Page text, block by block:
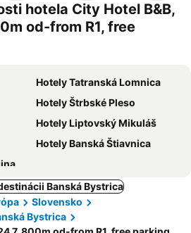
domáce
zvieratá
hotela City Hotel B&B,
od-from R1, free
Hotely Tatranská Lomnica
Hotely Štrbské Pleso
Hotely Liptovský Mikuláš
Hotely Banská Štiavnica
Banská Bystrica
Slovensko
Bystrica